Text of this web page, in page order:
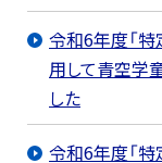
令和6年度「
用して青空学
した
令和6年度「